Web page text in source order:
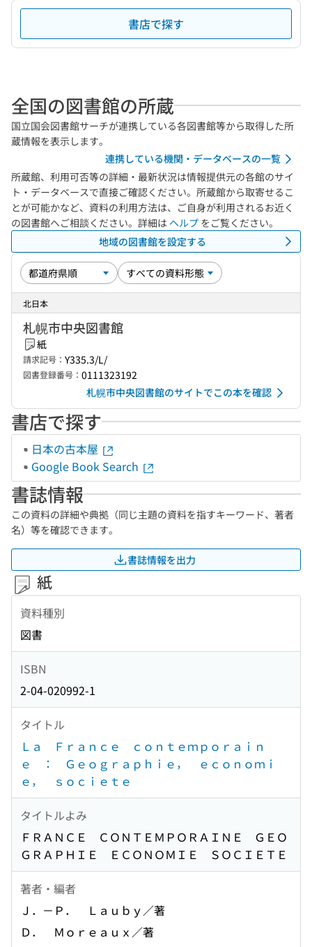
書店で探す
全国の図書館の所蔵
国立国会図書館サーチが連携している各図書館等から取得した所
蔵情報を表示します。
連携している機関・データベースの一覧
所蔵館、利用可否等の詳細・最新状況は情報提供元の各館のサイ
ト・データベースで直接ご確認ください。所蔵館から取寄せるこ
とが可能かなど、資料の利用方法は、ご自身が利用されるお近く
の図書館へご相談ください。詳細は ヘルプ をご覧ください。
地域の図書館を設定する
北日本
札幌市中央図書館
紙
請求記号： Y335.3/L/
図書登録番号： 0111323192
札幌市中央図書館のサイトでこの本を確認
書店で探す
日本の古本屋
Google Book Search
書誌情報
この資料の詳細や典拠（同じ主題の資料を指すキーワード、著者
名）等を確認できます。
書誌情報を出力
紙
資料種別
図書
ISBN
2-04-020992-1
タイトル
Ｌａ Ｆｒａｎｃｅ ｃｏｎｔｅｍｐｏｒａｉｎ
ｅ ： Ｇｅｏｇｒａｐｈｉｅ， ｅｃｏｎｏｍｉ
ｅ， ｓｏｃｉｅｔｅ
タイトルよみ
ＦＲＡＮＣＥ ＣＯＮＴＥＭＰＯＲＡＩＮＥ ＧＥＯ
ＧＲＡＰＨＩＥ ＥＣＯＮＯＭＩＥ ＳＯＣＩＥＴＥ
著者・編者
Ｊ．－Ｐ． Ｌａｕｂｙ／著
Ｄ． Ｍｏｒｅａｕｘ／著